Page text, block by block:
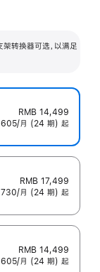
转换器可选，以满足
RMB 14,499
605/月 (24 期) 起
RMB 17,499
730/月 (24 期) 起
RMB 14,499
605/月 (24 期) 起